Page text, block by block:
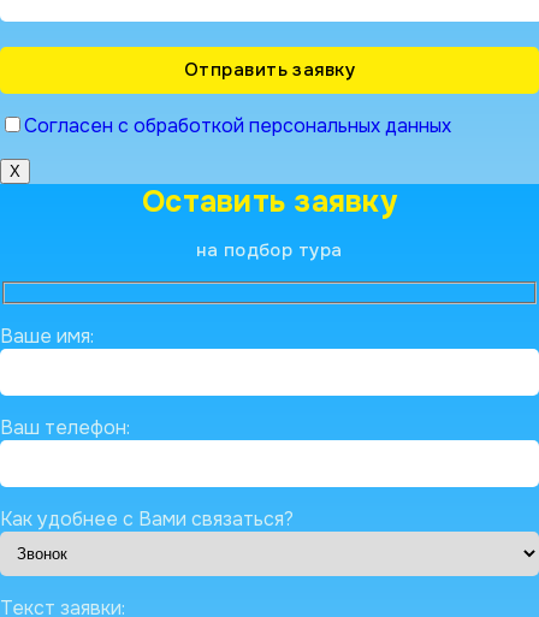
Согласен с обработкой персональных данных
X
Оставить заявку
на подбор тура
Ваше имя:
Ваш телефон:
Как удобнее с Вами связаться?
Текст заявки: